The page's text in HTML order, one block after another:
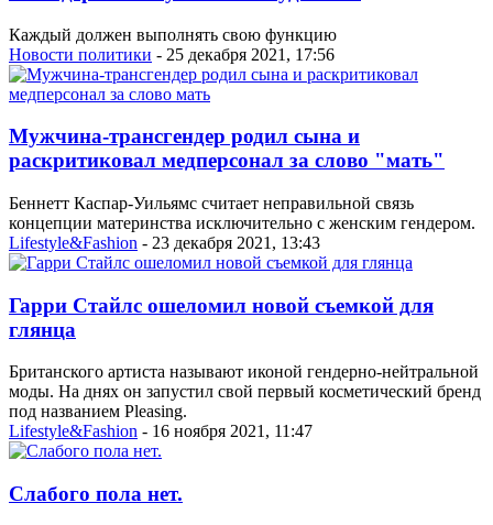
Каждый должен выполнять свою функцию
Новости политики - 25 декабря 2021, 17:56
Мужчина-трансгендер родил сына и
раскритиковал медперсонал за слово "мать"
Беннетт Каспар-Уильямс считает неправильной связь
концепции материнства исключительно с женским гендером.
Lifestyle&Fashion - 23 декабря 2021, 13:43
Гарри Стайлс ошеломил новой съемкой для
глянца
Британского артиста называют иконой гендерно-нейтральной
моды. На днях он запустил свой первый косметический бренд
под названием Pleasing.
Lifestyle&Fashion - 16 ноября 2021, 11:47
Слабого пола нет.